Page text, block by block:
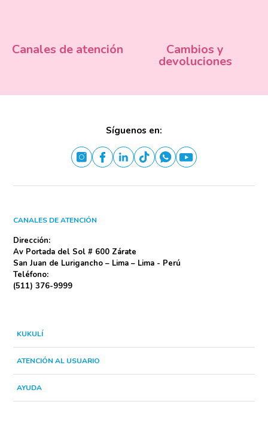
Canales de atención Cambios y
devoluciones
CANALES DE ATENCIÓN
Dirección:
Av Portada del Sol # 600 Zárate
San Juan de Lurigancho – Lima – Lima - Perú
Teléfono:
(511) 376-9999
Síguenos en:
KUKULÍ
ATENCIÓN AL USUARIO
AYUDA